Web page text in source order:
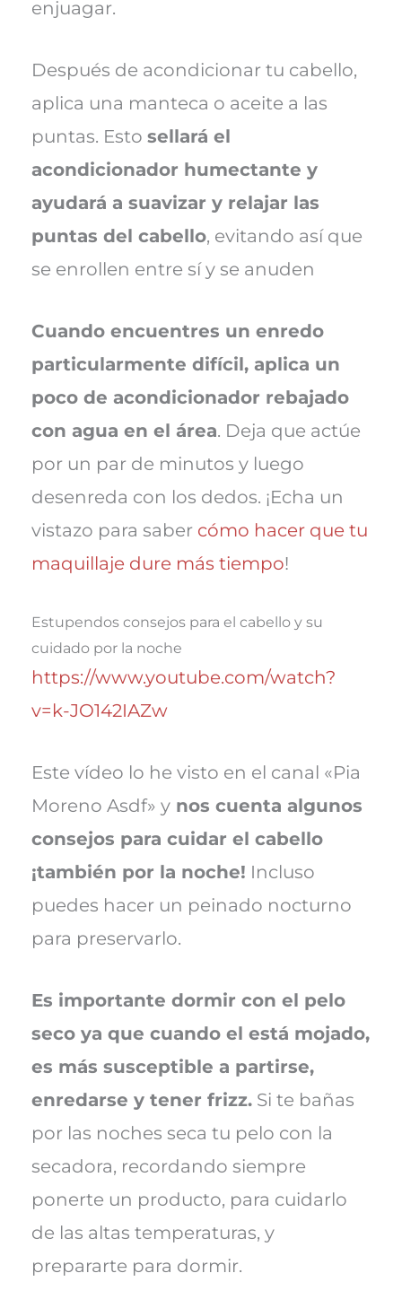
enjuagar.
Después de acondicionar tu cabello,
aplica una manteca o aceite a las
puntas. Esto sellará el
acondicionador humectante y
ayudará a suavizar y relajar las
puntas del cabello, evitando así que
se enrollen entre sí y se anuden
Cuando encuentres un enredo
particularmente difícil, aplica un
poco de acondicionador rebajado
con agua en el área. Deja que actúe
por un par de minutos y luego
desenreda con los dedos. ¡Echa un
vistazo para saber cómo hacer que tu
maquillaje dure más tiempo!
Estupendos consejos para el cabello y su
cuidado por la noche
https://www.youtube.com/watch?
v=k-JO142IAZw
Este vídeo lo he visto en el canal «Pia
Moreno Asdf» ynos cuenta algunos
consejos para cuidar el cabello
¡también por la noche! Incluso
puedes hacer un peinado nocturno
para preservarlo.
Es importante dormir con el pelo
seco ya que cuando el está mojado,
es más susceptible a partirse,
enredarse y tener frizz.Si te bañas
por las noches seca tu pelo con la
secadora, recordando siempre
ponerte un producto, para cuidarlo
de las altas temperaturas, y
prepararte para dormir.